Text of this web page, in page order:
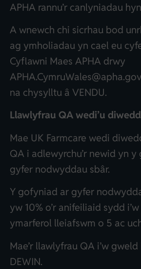
APHA rannu’r canlyniadau
A wnewch chi sicrhau bod
ag ymholiadau yn cael eu
Cyflawni Maes APHA drwy
na chysylltu â VENDU.
Llawlyfrau QA wedi’u
Mae UK Farmcare wedi
QA i adlewyrchu’r newid yn
gyfer nodwyddau sbâr.
Y gofyniad ar gyfer
yw 10% o’r anifeiliaid sydd
ymarferol lleiafswm o 5 ac
Mae’r llawlyfrau QA i’w
DEWIN.